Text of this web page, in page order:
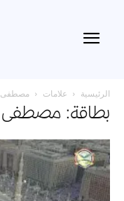
الرئيسية علامات مصطفى
بطاقة: مصطفى